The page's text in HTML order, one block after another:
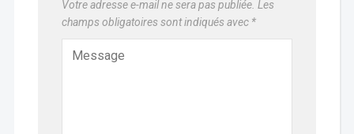
Votre adresse e-mail ne sera pas publiée. Les
champs obligatoires sont indiqués avec *